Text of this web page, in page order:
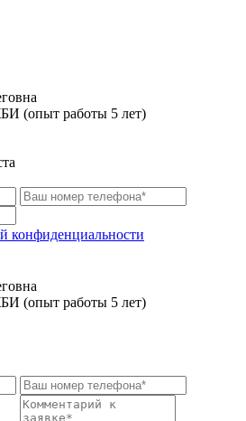
(опыт работы 5 лет)
конфиденциальности
(опыт работы 5 лет)